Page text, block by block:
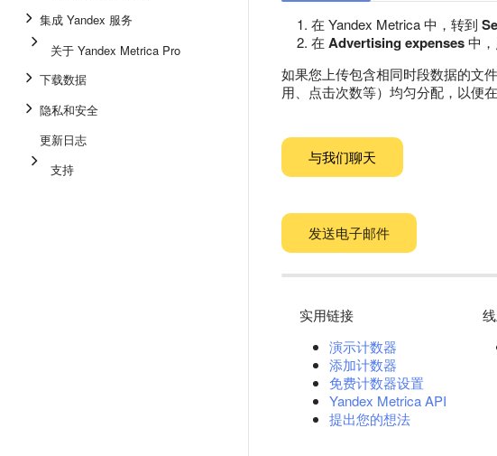
集成 Yandex 服务
关于 Yandex Metrica Pro
下载数据
隐私和安全
更新日志
支持
在 Yandex Metrica 中，转到
在 Advertising expenses中
如果您上传包含相同时段数据的文
用、点击次数等）均匀分配，以便
与我们聊天
发送电子邮件
实用链接
演示计数器
添加计数器
免费计数器设置
Yandex Metrica API
提出您的想法